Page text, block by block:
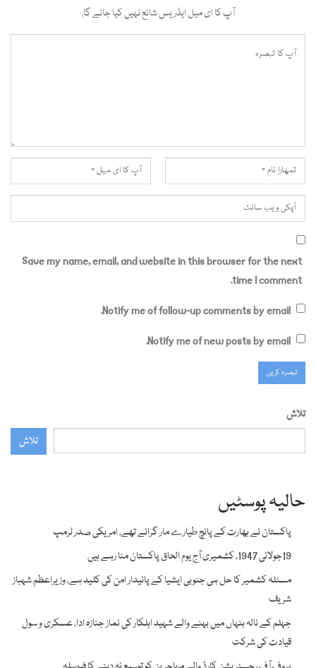
آپ کا ای میل ایڈریس شائع نہیں کیا جائے گا.
Save my name, email, and website in this browser for the next
time I comment.
Notify me of follow-up comments by email.
Notify me of new posts by email.
تلاش
تلاش
حالیہ پوسٹیں
پاکستان نے بھارت کے پانچ طیارے مار گرائے تھے، امریکی صدر ٹرمپ
19جولائی 1947، کشمیری آج یوم الحاق پاکستان منا رہے ہیں
مسئلہ کشمیر کا حل ہی جنوبی ایشیا کے پائیدار امن کی کلید ہے، وزیراعظم شہباز
شریف
جہلم کے نالہ بنہاں میں بہنے والے شہید اہلکار کی نماز جنازہ ادا، عسکری و سول
قیادت کی شرکت